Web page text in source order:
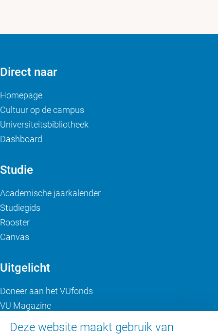
Deze website maakt gebruik van
Direct naar
Homepage
Cultuur op de campus
Universiteitsbibliotheek
Dashboard
Studie
Academische jaarkalender
Studiegids
Rooster
Canvas
Uitgelicht
Doneer aan het VUfonds
VU Magazine